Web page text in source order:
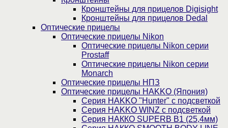
Кронштейны для прицелов Digisight
Кронштейны для прицелов Dedal
Оптические прицелы
Оптические прицелы Nikon
Оптические прицелы Nikon серии
Prostaff
Оптические прицелы Nikon серии
Monarch
Оптические прицелы НПЗ
Оптические прицелы HAKKO (Япония)
Cерия HAKKO "Hunter" с подсветкой
Серия НAKKO WINZ с подсветкой
Серия НАККО SUPERB B1 (25,4мм)